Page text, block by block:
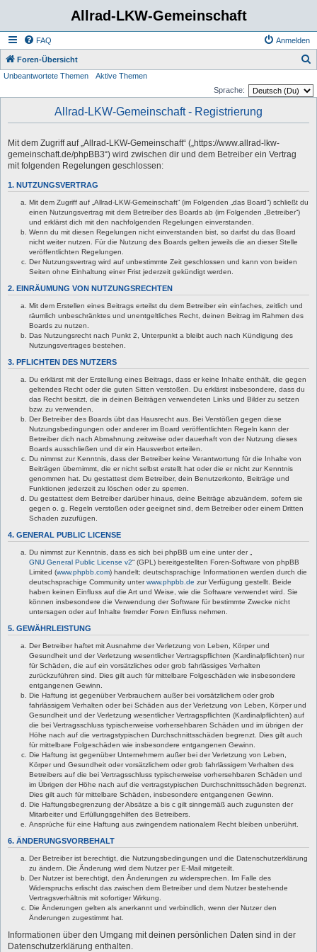
Allrad-LKW-Gemeinschaft
FAQ Anmelden
Foren-Übersicht
Unbeantwortete Themen
Aktive Themen
Sprache:
Allrad-LKW-Gemeinschaft - Registrierung
Mit dem Zugriff auf „Allrad-LKW-Gemeinschaft“ („https://www.allrad-lkw-
gemeinschaft.de/phpBB3“) wird zwischen dir und dem Betreiber ein Vertrag
mit folgenden Regelungen geschlossen:
1. NUTZUNGSVERTRAG
Mit dem Zugriff auf „Allrad-LKW-Gemeinschaft“ (im Folgenden „das Board“) schließt du
einen Nutzungsvertrag mit dem Betreiber des Boards ab (im Folgenden „Betreiber“)
und erklärst dich mit den nachfolgenden Regelungen einverstanden.
Wenn du mit diesen Regelungen nicht einverstanden bist, so darfst du das Board
nicht weiter nutzen. Für die Nutzung des Boards gelten jeweils die an dieser Stelle
veröffentlichten Regelungen.
Der Nutzungsvertrag wird auf unbestimmte Zeit geschlossen und kann von beiden
Seiten ohne Einhaltung einer Frist jederzeit gekündigt werden.
2. EINRÄUMUNG VON NUTZUNGSRECHTEN
Mit dem Erstellen eines Beitrags erteilst du dem Betreiber ein einfaches, zeitlich und
räumlich unbeschränktes und unentgeltliches Recht, deinen Beitrag im Rahmen des
Boards zu nutzen.
Das Nutzungsrecht nach Punkt 2, Unterpunkt a bleibt auch nach Kündigung des
Nutzungsvertrages bestehen.
3. PFLICHTEN DES NUTZERS
Du erklärst mit der Erstellung eines Beitrags, dass er keine Inhalte enthält, die gegen
geltendes Recht oder die guten Sitten verstoßen. Du erklärst insbesondere, dass du
das Recht besitzt, die in deinen Beiträgen verwendeten Links und Bilder zu setzen
bzw. zu verwenden.
Der Betreiber des Boards übt das Hausrecht aus. Bei Verstößen gegen diese
Nutzungsbedingungen oder anderer im Board veröffentlichten Regeln kann der
Betreiber dich nach Abmahnung zeitweise oder dauerhaft von der Nutzung dieses
Boards ausschließen und dir ein Hausverbot erteilen.
Du nimmst zur Kenntnis, dass der Betreiber keine Verantwortung für die Inhalte von
Beiträgen übernimmt, die er nicht selbst erstellt hat oder die er nicht zur Kenntnis
genommen hat. Du gestattest dem Betreiber, dein Benutzerkonto, Beiträge und
Funktionen jederzeit zu löschen oder zu sperren.
Du gestattest dem Betreiber darüber hinaus, deine Beiträge abzuändern, sofern sie
gegen o. g. Regeln verstoßen oder geeignet sind, dem Betreiber oder einem Dritten
Schaden zuzufügen.
4. GENERAL PUBLIC LICENSE
Du nimmst zur Kenntnis, dass es sich bei phpBB um eine unter der „
GNU General Public License v2“ (GPL) bereitgestellten Foren-Software von phpBB
Limited (www.phpbb.com) handelt; deutschsprachige Informationen werden durch die
deutschsprachige Community unterwww.phpbb.de zur Verfügung gestellt. Beide
haben keinen Einfluss auf die Art und Weise, wie die Software verwendet wird. Sie
können insbesondere die Verwendung der Software für bestimmte Zwecke nicht
untersagen oder auf Inhalte fremder Foren Einfluss nehmen.
5. GEWÄHRLEISTUNG
Der Betreiber haftet mit Ausnahme der Verletzung von Leben, Körper und
Gesundheit und der Verletzung wesentlicher Vertragspflichten (Kardinalpflichten) nur
für Schäden, die auf ein vorsätzliches oder grob fahrlässiges Verhalten
zurückzuführen sind. Dies gilt auch für mittelbare Folgeschäden wie insbesondere
entgangenen Gewinn.
Die Haftung ist gegenüber Verbrauchern außer bei vorsätzlichem oder grob
fahrlässigem Verhalten oder bei Schäden aus der Verletzung von Leben, Körper und
Gesundheit und der Verletzung wesentlicher Vertragspflichten (Kardinalpflichten) auf
die bei Vertragsschluss typischerweise vorhersehbaren Schäden und im übrigen der
Höhe nach auf die vertragstypischen Durchschnittsschäden begrenzt. Dies gilt auch
für mittelbare Folgeschäden wie insbesondere entgangenen Gewinn.
Die Haftung ist gegenüber Unternehmern außer bei der Verletzung von Leben,
Körper und Gesundheit oder vorsätzlichem oder grob fahrlässigem Verhalten des
Betreibers auf die bei Vertragsschluss typischerweise vorhersehbaren Schäden und
im Übrigen der Höhe nach auf die vertragstypischen Durchschnittsschäden begrenzt.
Dies gilt auch für mittelbare Schäden, insbesondere entgangenen Gewinn.
Die Haftungsbegrenzung der Absätze a bis c gilt sinngemäß auch zugunsten der
Mitarbeiter und Erfüllungsgehilfen des Betreibers.
Ansprüche für eine Haftung aus zwingendem nationalem Recht bleiben unberührt.
6. ÄNDERUNGSVORBEHALT
Der Betreiber ist berechtigt, die Nutzungsbedingungen und die Datenschutzerklärung
zu ändern. Die Änderung wird dem Nutzer per E-Mail mitgeteilt.
Der Nutzer ist berechtigt, den Änderungen zu widersprechen. Im Falle des
Widerspruchs erlischt das zwischen dem Betreiber und dem Nutzer bestehende
Vertragsverhältnis mit sofortiger Wirkung.
Die Änderungen gelten als anerkannt und verbindlich, wenn der Nutzer den
Änderungen zugestimmt hat.
Informationen über den Umgang mit deinen persönlichen Daten sind in der
Datenschutzerklärung enthalten.